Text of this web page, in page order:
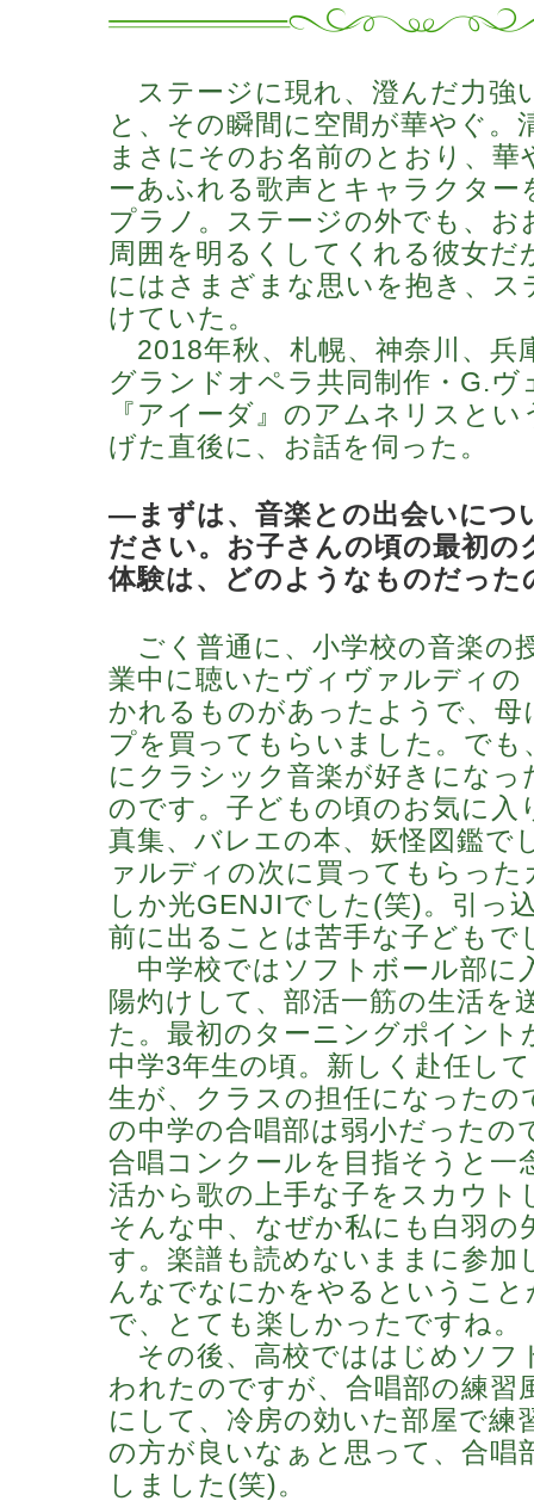
ステージに現れ、澄んだ力強
と、その瞬間に空間が華やぐ。
まさにそのお名前のとおり、
ーあふれる歌声とキャラクター
プラノ。ステージの外でも、お
周囲を明るくしてくれる彼女だ
にはさまざまな思いを抱き、ス
けていた。
2018年秋、札幌、神奈川、兵
グランドオペラ共同制作・G.ヴ
『アイーダ』のアムネリスと
げた直後に、お話を伺った。
―まずは、音楽との出会いにつ
ださい。お子さんの頃の最初の
体験は、どのようなものだった
ごく普通に、小学校の音楽の
業中に聴いたヴィヴァルディの
かれるものがあったようで、母
プを買ってもらいました。で
にクラシック音楽が好きにな
のです。子どもの頃のお気に入
真集、バレエの本、妖怪図鑑で
ァルディの次に買ってもらっ
しか光GENJIでした(笑)。引っ
前に出ることは苦手な子どもで
中学校ではソフトボール部に
陽灼けして、部活一筋の生活を
た。最初のターニングポイント
中学3年生の頃。新しく赴任し
生が、クラスの担任になったの
の中学の合唱部は弱小だったの
合唱コンクールを目指そうと一
活から歌の上手な子をスカウト
そんな中、なぜか私にも白羽の
す。楽譜も読めないままに参加
んなでなにかをやるというこ
で、とても楽しかったですね。
その後、高校でははじめソフ
われたのですが、合唱部の練習
にして、冷房の効いた部屋で練
の方が良いなぁと思って、合唱
しました(笑)。